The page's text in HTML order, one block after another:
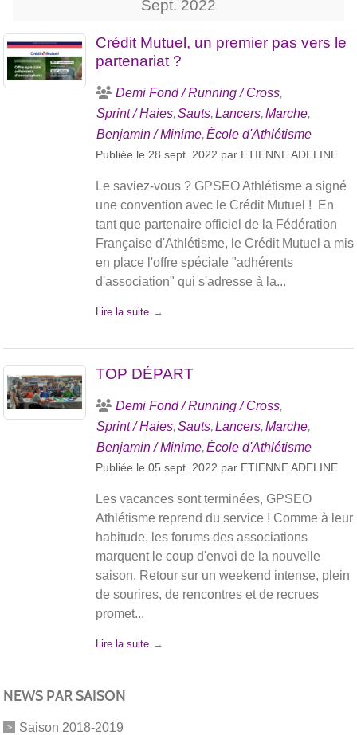
Sept. 2022
Crédit Mutuel, un premier pas vers le
partenariat ?
Demi Fond / Running / Cross
Sprint / Haies Sauts Lancers Marche
Benjamin / Minime École d'Athlétisme
Publiée le 28 sept. 2022 par ETIENNE ADELINE
Le saviez-vous ? GPSEO Athlétisme a signé
une convention avec le Crédit Mutuel ! En
tant que partenaire officiel de la Fédération
Française d'Athlétisme, le Crédit Mutuel a mis
en place l'offre spéciale "adhérents
d'association" qui s'adresse à la...
Lire la suite
TOP DÉPART
Demi Fond / Running / Cross
Sprint / Haies Sauts Lancers Marche
Benjamin / Minime École d'Athlétisme
Publiée le 05 sept. 2022 par ETIENNE ADELINE
Les vacances sont terminées, GPSEO
Athlétisme reprend du service ! Comme à leur
habitude, les forums des associations
marquent le coup d'envoi de la nouvelle
saison. Retour sur un weekend intense, plein
de sourires, de rencontres et de recrues
promet...
Lire la suite
NEWS PAR SAISON
Saison 2018-2019